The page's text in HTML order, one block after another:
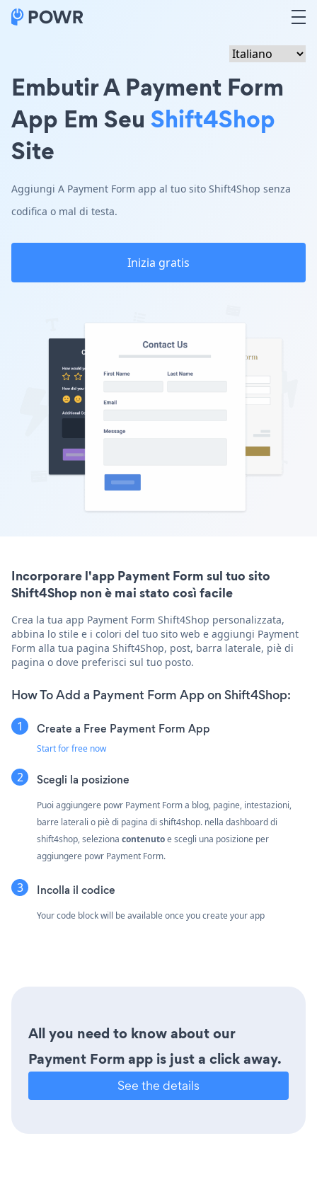
Embutir A Payment Form
App Em Seu Shift4Shop
Site
Aggiungi A Payment Form app al tuo sito Shift4Shop senza
codifica o mal di testa.
Inizia gratis
Incorporare l'app Payment Form sul tuo sito
Shift4Shop non è mai stato così facile
Crea la tua app Payment Form Shift4Shop personalizzata,
abbina lo stile e i colori del tuo sito web e aggiungi Payment
Form alla tua pagina Shift4Shop, post, barra laterale, piè di
pagina o dove preferisci sul tuo posto.
How To Add a Payment Form App on Shift4Shop:
Create a Free Payment Form App
Start for free now
Scegli la posizione
Puoi aggiungere powr Payment Form a blog, pagine, intestazioni,
barre laterali o piè di pagina di shift4shop. nella dashboard di
shift4shop, seleziona contenutoe scegli una posizione per
aggiungere powr Payment Form.
Incolla il codice
Your code block will be available once you create your app
All you need to know about our
Payment Form app is just a click away.
See the details